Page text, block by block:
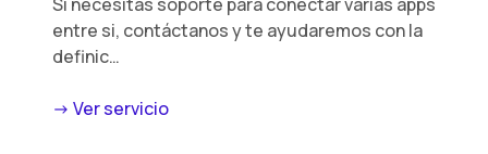
entre si, contáctanos y te ayudaremos con la
definic…
-> Ver servicio